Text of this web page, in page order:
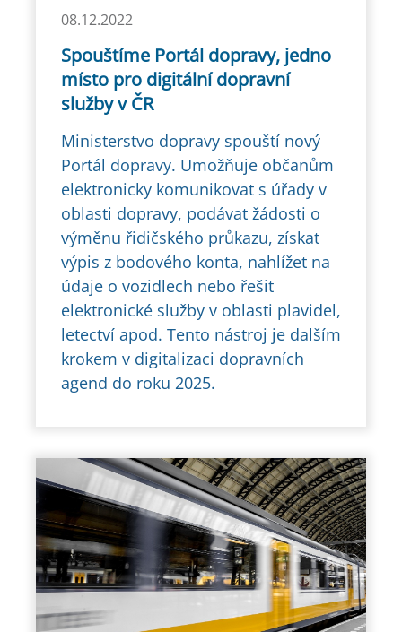
08.12.2022
Spouštíme Portál dopravy, jedno
místo pro digitální dopravní
služby v ČR
Ministerstvo dopravy spouští nový
Portál dopravy. Umožňuje občanům
elektronicky komunikovat s úřady v
oblasti dopravy, podávat žádosti o
výměnu řidičského průkazu, získat
výpis z bodového konta, nahlížet na
údaje o vozidlech nebo řešit
elektronické služby v oblasti plavidel,
letectví apod. Tento nástroj je dalším
krokem v digitalizaci dopravních
agend do roku 2025.